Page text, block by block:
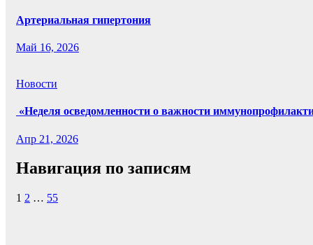
Артериальная гипертония
Май 16, 2026
Новости
«Неделя осведомленности о важности
Апр 21, 2026
Навигация по записям
1 2 … 55